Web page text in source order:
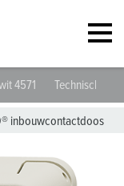
4571 Technische
inbouwcontactdoos